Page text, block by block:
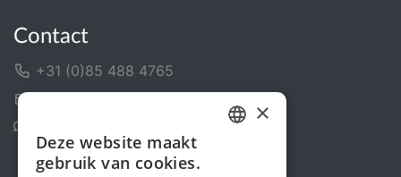
Contact
+31 (0)85 488 4765
×
Deze website maakt
gebruik van cookies.